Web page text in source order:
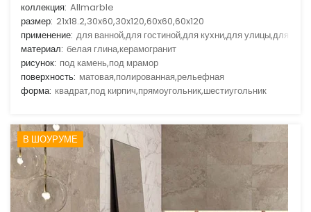
коллекция: Allmarble
размер: 21x18.2,30x60,30x120,60x60,60x120
применение: для ванной,для гостиной,для кухни,для улицы,для
материал: белая глина,керамогранит
рисунок: под камень,под мрамор
поверхность: матовая,полированная,рельефная
форма: квадрат,под кирпич,прямоугольник,шестиугольник
В ШОУРУМЕ